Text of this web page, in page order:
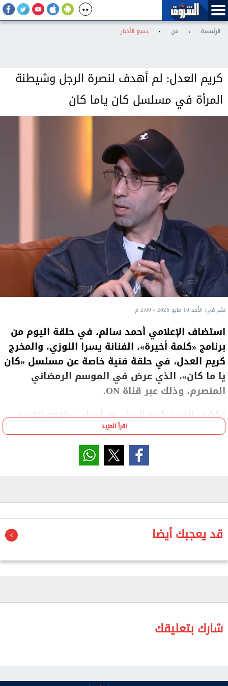
الرئيسية › فن › جميع الأخبار
كريم العدل: لم أهدف لنصرة الرجل وشيطنة
المرأة في مسلسل كان ياما كان
نشر في: الأحد 10 مايو 2026 - 2:09 م
استضاف الإعلامي أحمد سالم، في حلقة اليوم من
برنامج «كلمة أخيرة»، الفنانة يسرا اللوزي، والمخرج
كريم العدل، في حلقة فنية خاصة عن مسلسل «كان
يا ما كان»، الذي عرض في الموسم الرمضاني
المنصرم، وذلك عبر قناة ON.
وكشف المخرج كريم العدل، عن أسباب دوافعه لتقديم
قضية شائكة في مسلسل «كان ياما كان»، والتي قد
يعتبرها البعض مبالغ فيها من ناحية كون المرأة ترغب
في الطلاق دون سبب قوي من وجهة نظر البعض، مؤكدًا
أنه لا يروج لفكرة الطلاق لأنه ليس سهلا بالتأكيد.
وأشار إلى أن المخرجة شيرين دياب والمنتج أحمد الجنايني
الأحوال الشخصية، موضحًا أنه حرص على تقديم السيناريو
بشكل إنساني دون الالتفات للشخصية سواء رجل أو امرأة.
وأضاف: «الفكرة في واحد متجوز واحدة بالنسبة لها
الحياة خلصت، حست أنها عاشت عمرها كله من بيت أمها
إيه وهل هلحق أعيش ولا لا».
اللي بشتغلها، بدور على البني آدم نفسه وحاسس بإيه».
اقرأ المزيد
قد يعجبك أيضا
شارك بتعليقك